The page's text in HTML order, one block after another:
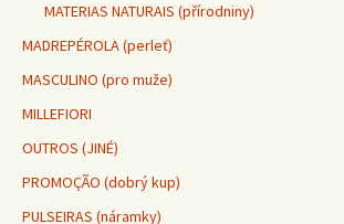
MATERIAS NATURAIS (přírodniny)
MADREPÉROLA (perleť)
MASCULINO (pro muže)
MILLEFIORI
OUTROS (JINÉ)
PROMOÇÃO (dobrý kup)
PULSEIRAS (náramky)